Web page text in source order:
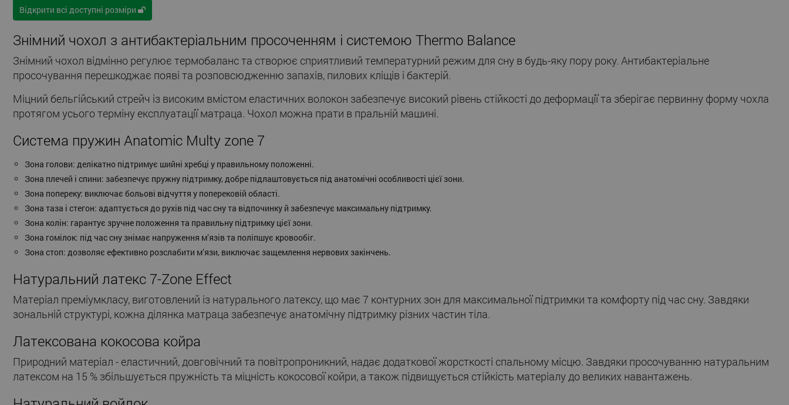
Відкрити всі доступні розміри
Знімний чохол з антибактеріальним просоченням і системою Thermo Ваlаnсе
Знімний чохол відмінно регулює термобаланс та створює сприятливий температурний режим для сну в будь-яку пору року. Антибактеріальне
просочування перешкоджає появі та розповсюдженню запахів, пилових кліщів і бактерій.
Міцний бельгійський стрейч із високим вмістом еластичних волокон забезпечує високий рівень стійкості до деформації та зберігає первинну форму чохла
протягом усього терміну експлуатації матраца. Чохол можна прати в пральній машині.
Система пружин Anatomic Multy zone 7
Зона голови: делікатно підтримує шийні хребці у правильному положенні.
Зона плечей і спини: забезпечує пружну підтримку, добре підлаштовується під анатомічні особливості цієї зони.
Зона попереку: виключає больові відчуття у поперековій області.
Зона таза і стегон: адаптується до рухів під час сну та відпочинку й забезпечує максимальну підтримку.
Зона колін: гарантує зручне положення та правильну підтримку цієї зони.
Зона гомілок: під час сну знімає напруження м’язів та поліпшує кровообіг.
Зона стоп: дозволяє ефективно розслабити м’язи, виключає защемлення нервових закінчень.
Натуральний латекс 7-Zone Effect
Матеріал преміумкласу, виготовлений із натурального латексу, що має 7 контурних зон для максимальної підтримки та комфорту під час сну. Завдяки
зональній структурі, кожна ділянка матраца забезпечує анатомічну підтримку різних частин тіла.
Латексована кокосова койра
Природний матеріал - еластичний, довговічний та повітропроникний, надає додаткової жорсткості спальному місцю. Завдяки просочуванню натуральним
латексом на 15 % збільшується пружність та міцність кокосової койри, а також підвищується стійкість матеріалу до великих навантажень.